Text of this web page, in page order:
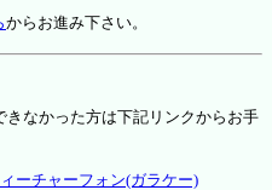
からお進み下さい。
なかった方は下記リンクからお手
ーチャーフォン(ガラケー)